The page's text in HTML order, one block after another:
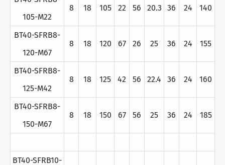
105-M22
8 18 105 22 56 20.3 36 24 140
BT40-SFRB8-
120-M67
8 18 120 67 26 25 36 24 155
BT40-SFRB8-
125-M42
8 18 125 42 56 22.4 36 24 160
BT40-SFRB8-
150-M67
8 18 150 67 56 25 36 24 185
BT40-SFRB10-